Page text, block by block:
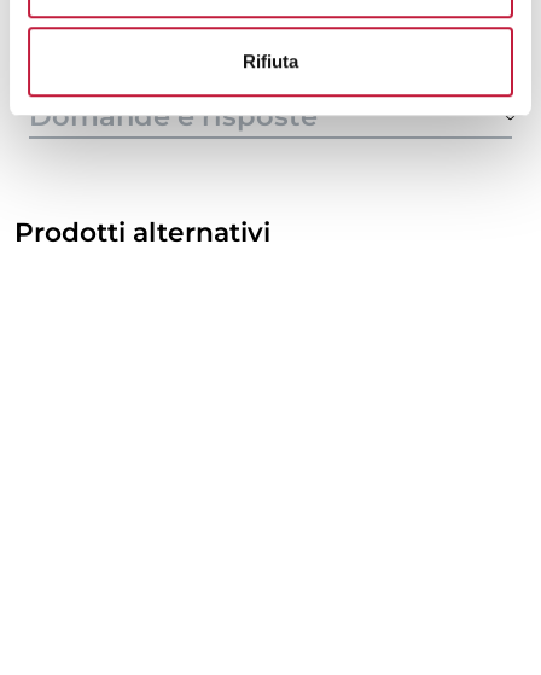
Rifiuta
Area di personalizzazione
Domande e risposte
Prodotti alternativi